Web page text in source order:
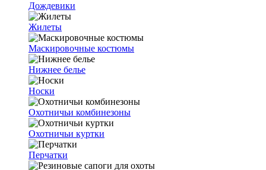
Дождевики
Жилеты
Маскировочные костюмы
Нижнее белье
Носки
Охотничьи комбинезоны
Охотничьи куртки
Перчатки